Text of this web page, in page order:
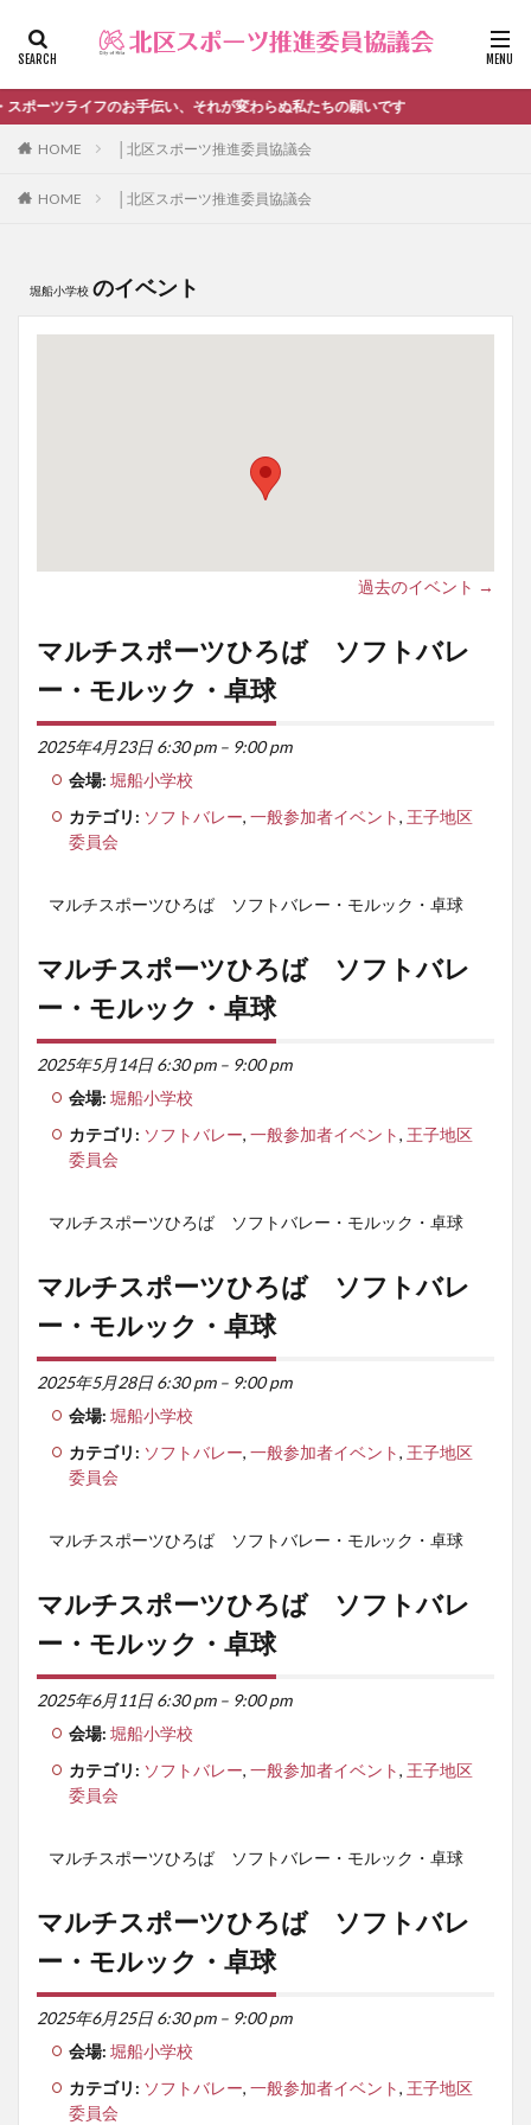
ツライフのお手伝い、それが変わらぬ私たちの願いです
HOME │北区スポーツ推進委員協議会
HOME │北区スポーツ推進委員協議会
堀船小学校 のイベント
過去のイベント →
マルチスポーツひろば ソフトバレ
ー・モルック・卓球
2025年4月23日 6:30 pm– 9:00 pm
会場: 堀船小学校
カテゴリ: ソフトバレー, 一般参加者イベント, 王子地区
委員会
マルチスポーツひろば ソフトバレー・モルック・卓球
マルチスポーツひろば ソフトバレ
ー・モルック・卓球
2025年5月14日 6:30 pm– 9:00 pm
会場: 堀船小学校
カテゴリ: ソフトバレー, 一般参加者イベント, 王子地区
委員会
マルチスポーツひろば ソフトバレー・モルック・卓球
マルチスポーツひろば ソフトバレ
ー・モルック・卓球
2025年5月28日 6:30 pm– 9:00 pm
会場: 堀船小学校
カテゴリ: ソフトバレー, 一般参加者イベント, 王子地区
委員会
マルチスポーツひろば ソフトバレー・モルック・卓球
マルチスポーツひろば ソフトバレ
ー・モルック・卓球
2025年6月11日 6:30 pm– 9:00 pm
会場: 堀船小学校
カテゴリ: ソフトバレー, 一般参加者イベント, 王子地区
委員会
マルチスポーツひろば ソフトバレー・モルック・卓球
マルチスポーツひろば ソフトバレ
ー・モルック・卓球
2025年6月25日 6:30 pm– 9:00 pm
会場: 堀船小学校
カテゴリ: ソフトバレー, 一般参加者イベント, 王子地区
委員会
ファッション デザイン 流行
カテゴリー
タグ
おしらせ
お知らせ
メンバー募集中のチーム
ワークショップ
生涯スポーツ